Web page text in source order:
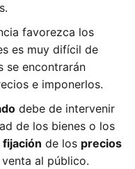
favorezca los
es muy difícil de
se encontrarán
e imponerlos.
debe de intervenir
de los bienes o los
fijación de los precios
al público.